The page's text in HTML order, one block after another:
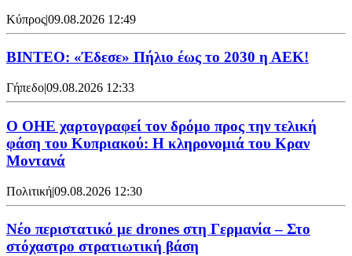
Κύπρος|09.08.2026 12:49
ΒΙΝΤΕΟ: «Έδεσε» Πήλιο έως το 2030 η ΑΕΚ!
Γήπεδο|09.08.2026 12:33
Ο ΟΗΕ χαρτογραφεί τον δρόμο προς την τελική
φάση του Κυπριακού: Η κληρονομιά του Κραν
Μοντανά
Πολιτική|09.08.2026 12:30
Νέο περιστατικό με drones στη Γερμανία – Στο
στόχαστρο στρατιωτική βάση